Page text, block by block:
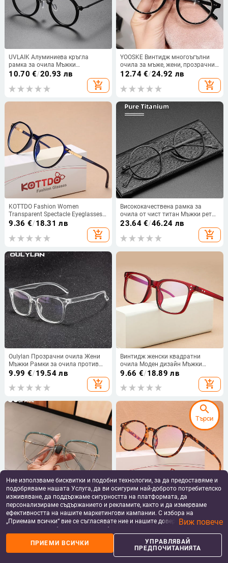
UVLAIK Алуминиева кръгла
рамка за очила Мъжки
персонализирани лещи за очила
Дамски ретро метални очила със
10.70 €/20.93 лв
add_shopping_cart
YOOSKE Винтидж многоъгълни
очила за мъже, жени, прозрачни
рамки за очила, малки оптични
12.74€/24.92 лв
add_shopping_cart
KOTTDO Fashion Women
Transparent Spectacle Eyeglasses
Man Computer Glasses Frame Anti
Blue Optical Clear Lens Mtopia
Glasses
9.36 €/18.31 лв
add_shopping_cart
Висококачествена рамка за
очила от чист титан Мъжки ретро
кръгли очила с марков дизайн
Мъжки оптични диоптрични
рамки за очила
23.64€/46.24 лв
add_shopping_cart
Oulylan Прозрачни очила Жени
Мъжки Рамки за очила против
синя светлина Женски мъжки
компютърни очила Прозрачна
оптична рамка за късогледство
9.99 €/19.54 лв
add_shopping_cart
Винтидж женски квадратни
очила Моден дизайн Мъжки
очила за компютърни очила
Оптична прозрачна рамка за
очила за късогледство
9.66 €/18.89 лв
add_shopping_cart
47455 Винтидж рамки за очила с
голям размер Квадратни мъжки
дамски модни компютърни
11.55€ /22.59 лв
add_shopping_cart
2022 Нови модни дамски очила
Ретро оптичен компютър Мъжки
очила Тенденция Универсална
очила
9.15€/17.90 лв
add_shopping_cart
Ние използваме бисквитки и подобни технологии, за да предоставяме и
подобряваме нашата Услуга, да ви осигурим най-доброто потребителско
изживяване, да поддържаме сигурността на платформата, да
персонализираме съдържанието и рекламите, както и да измерваме
ефективността на нашите маркетингови кампании. С избора на
„Приемам всички“ вие се съгласявате ние и нашите доверени партньори
да съхраняваме бисквитки и подобни технологии на вашето устройство
за рекламни и аналитични цели. Можете по всяко време да управлявате
своите предпочитания, като натиснете „Управлявай предпочитанията“.
За повече информация, моля, вижте нашата
Виж повече
ПРИЕМИ ВСИЧКИ
УПРАВЛЯВАЙ
ПРЕДПОЧИТАНИЯТА
search
Търси